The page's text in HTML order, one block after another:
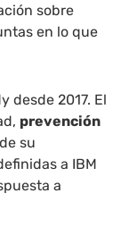
sobre
en lo que
desde 2017. El
prevención
de su
a IBM
a